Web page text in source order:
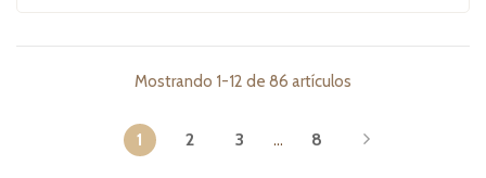
Mostrando 1-12 de 86 artículos
1 2 3 … 8